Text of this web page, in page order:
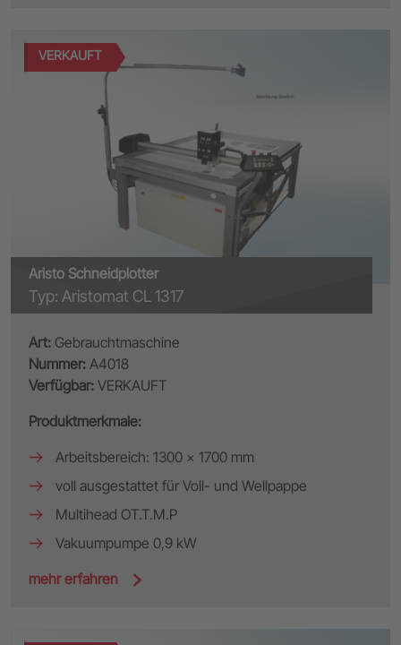
VERKAUFT
Aristo Schneidplotter
Typ: Aristomat CL 1317
Art: Gebrauchtmaschine
Nummer: A4018
Verfügbar: VERKAUFT
Produktmerkmale:
Arbeitsbereich: 1300 x 1700 mm
voll ausgestattet für Voll- und Wellpappe
Multihead OT.T.M.P
Vakuumpumpe 0,9 kW
mehr erfahren